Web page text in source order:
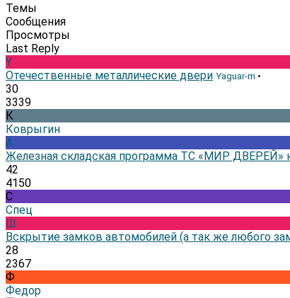
Темы
Сообщения
Просмотры
Last Reply
Y
Отечественные металлические двери Yaguar-m •
30
3339
К
Коврыгин
A
Железная складская программа ТС «МИР ДВЕРЕЙ»
42
4150
С
Спец
Ш
Вскрытие замков автомобилей (а так же любого
28
2367
Ф
Федор